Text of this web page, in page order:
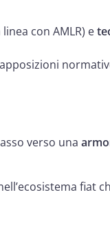
linea con AMLR) e
verso una
fiat